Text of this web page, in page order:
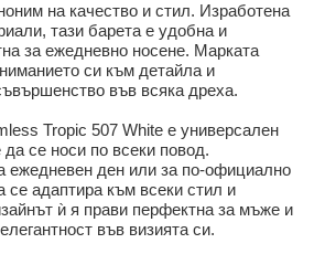
на качество и стил. Изработена
тази барета е удобна и
за ежедневно носене. Марката
си към детайла и
във всяка дреха.
Tropic 507 White е универсален
се носи по всеки повод.
ежедневен ден или за по-официално
се адаптира към всеки стил и
ѝ я прави перфектна за мъже и
във визията си.